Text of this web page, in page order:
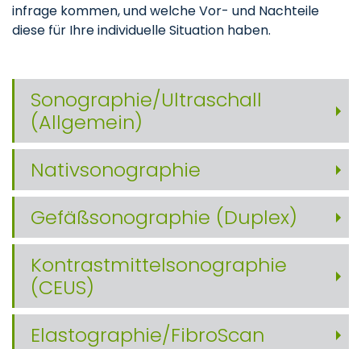
infrage kommen, und welche Vor- und Nachteile
diese für Ihre individuelle Situation haben.
Sonographie/Ultraschall
(Allgemein)
Nativsonographie
Gefäßsonographie (Duplex)
Kontrastmittelsonographie
(CEUS)
Elastographie/FibroScan